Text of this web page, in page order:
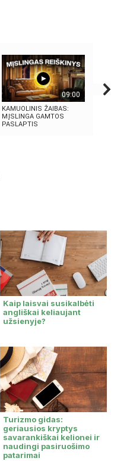
09:00
KAMUOLINIS ŽAIBAS:
MĮSLINGA GAMTOS
PASLAPTIS
Kaip laisvai susikalbėti
angliškai keliaujant
užsienyje?
Turizmo gidas:
geriausios kryptys
savarankiškai kelionei ir
naudingi pasiruošimo
patarimai